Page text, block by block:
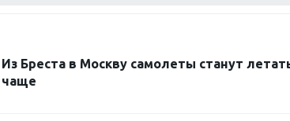
Из Бреста в Москву самолеты станут
чаще